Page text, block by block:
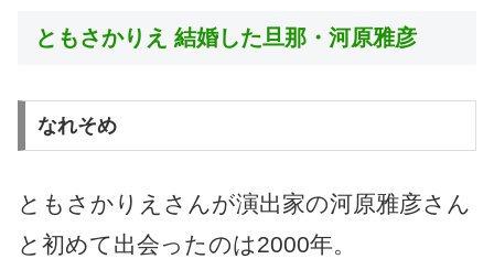
ともさかりえ 結婚した旦那・河原雅彦
なれそめ
ともさかりえさんが演出家の河原雅彦さん
と初めて出会ったのは2000年。